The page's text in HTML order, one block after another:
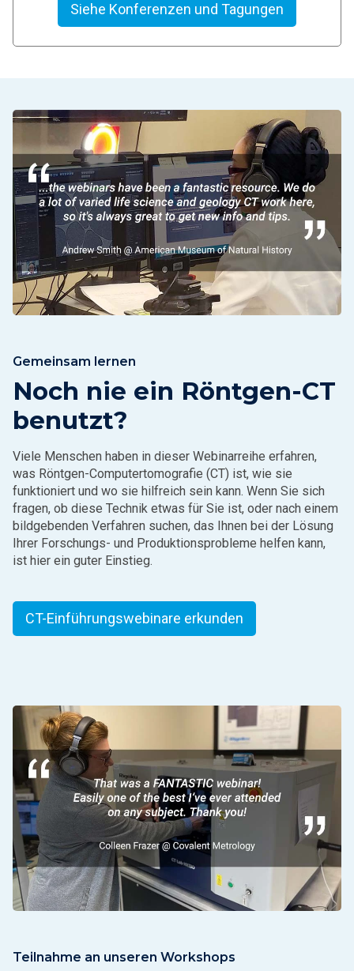
Siehe Konferenzen und Tagungen
Gemeinsam lernen
Noch nie ein Röntgen-CT
benutzt?
Viele Menschen haben in dieser Webinarreihe erfahren,
was Röntgen-Computertomografie (CT) ist, wie sie
funktioniert und wo sie hilfreich sein kann. Wenn Sie sich
fragen, ob diese Technik etwas für Sie ist, oder nach einem
bildgebenden Verfahren suchen, das Ihnen bei der Lösung
Ihrer Forschungs- und Produktionsprobleme helfen kann,
ist hier ein guter Einstieg.
CT-Einführungswebinare erkunden
Teilnahme an unseren Workshops